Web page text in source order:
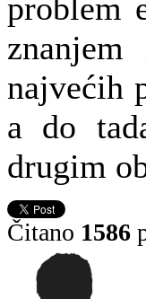
problem
najvećih
a do
drugim
Čitano 1586